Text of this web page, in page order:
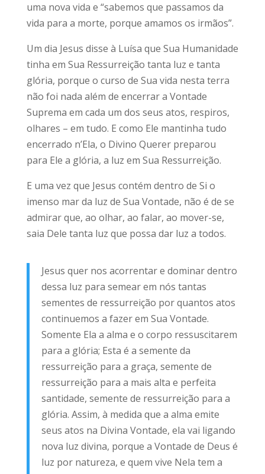
uma nova vida e “sabemos que passamos da
vida para a morte, porque amamos os irmãos”.
Um dia Jesus disse à Luísa que Sua Humanidade
tinha em Sua Ressurreição tanta luz e tanta
glória, porque o curso de Sua vida nesta terra
não foi nada além de encerrar a Vontade
Suprema em cada um dos seus atos, respiros,
olhares – em tudo. E como Ele mantinha tudo
encerrado n’Ela, o Divino Querer preparou
para Ele a glória, a luz em Sua Ressurreição.
E uma vez que Jesus contém dentro de Si o
imenso mar da luz de Sua Vontade, não é de se
admirar que, ao olhar, ao falar, ao mover-se,
saia Dele tanta luz que possa dar luz a todos.
Jesus quer nos acorrentar e dominar dentro
dessa luz para semear em nós tantas
sementes de ressurreição por quantos atos
continuemos a fazer em Sua Vontade.
Somente Ela a alma e o corpo ressuscitarem
para a glória; Esta é a semente da
ressurreição para a graça, semente de
ressurreição para a mais alta e perfeita
santidade, semente de ressurreição para a
glória. Assim, à medida que a alma emite
seus atos na Divina Vontade, ela vai ligando
nova luz divina, porque a Vontade de Deus é
luz por natureza, e quem vive Nela tem a